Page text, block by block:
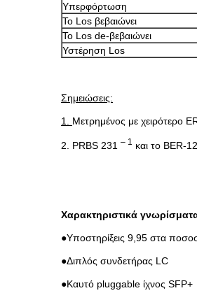
Υπερφόρτωση
Το Los βεβαιώνει
Το Los de-βεβαιώνει
Υστέρηση Los
Σημειώσεις:
1. Μετρημένος με χειρότερο
2. PRBS 231 – 1 και το BER-
Χαρακτηριστικά
●Υποστηρίξεις 9,95 στα
●Διπλός συνδετήρας LC
●Καυτό pluggable ίχνος SFP+